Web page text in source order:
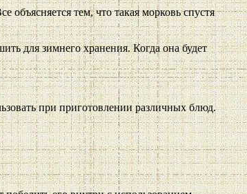
тем, что такая морковь спустя
для зимнего хранения. Когда она будет
при приготовлении различных блюд.